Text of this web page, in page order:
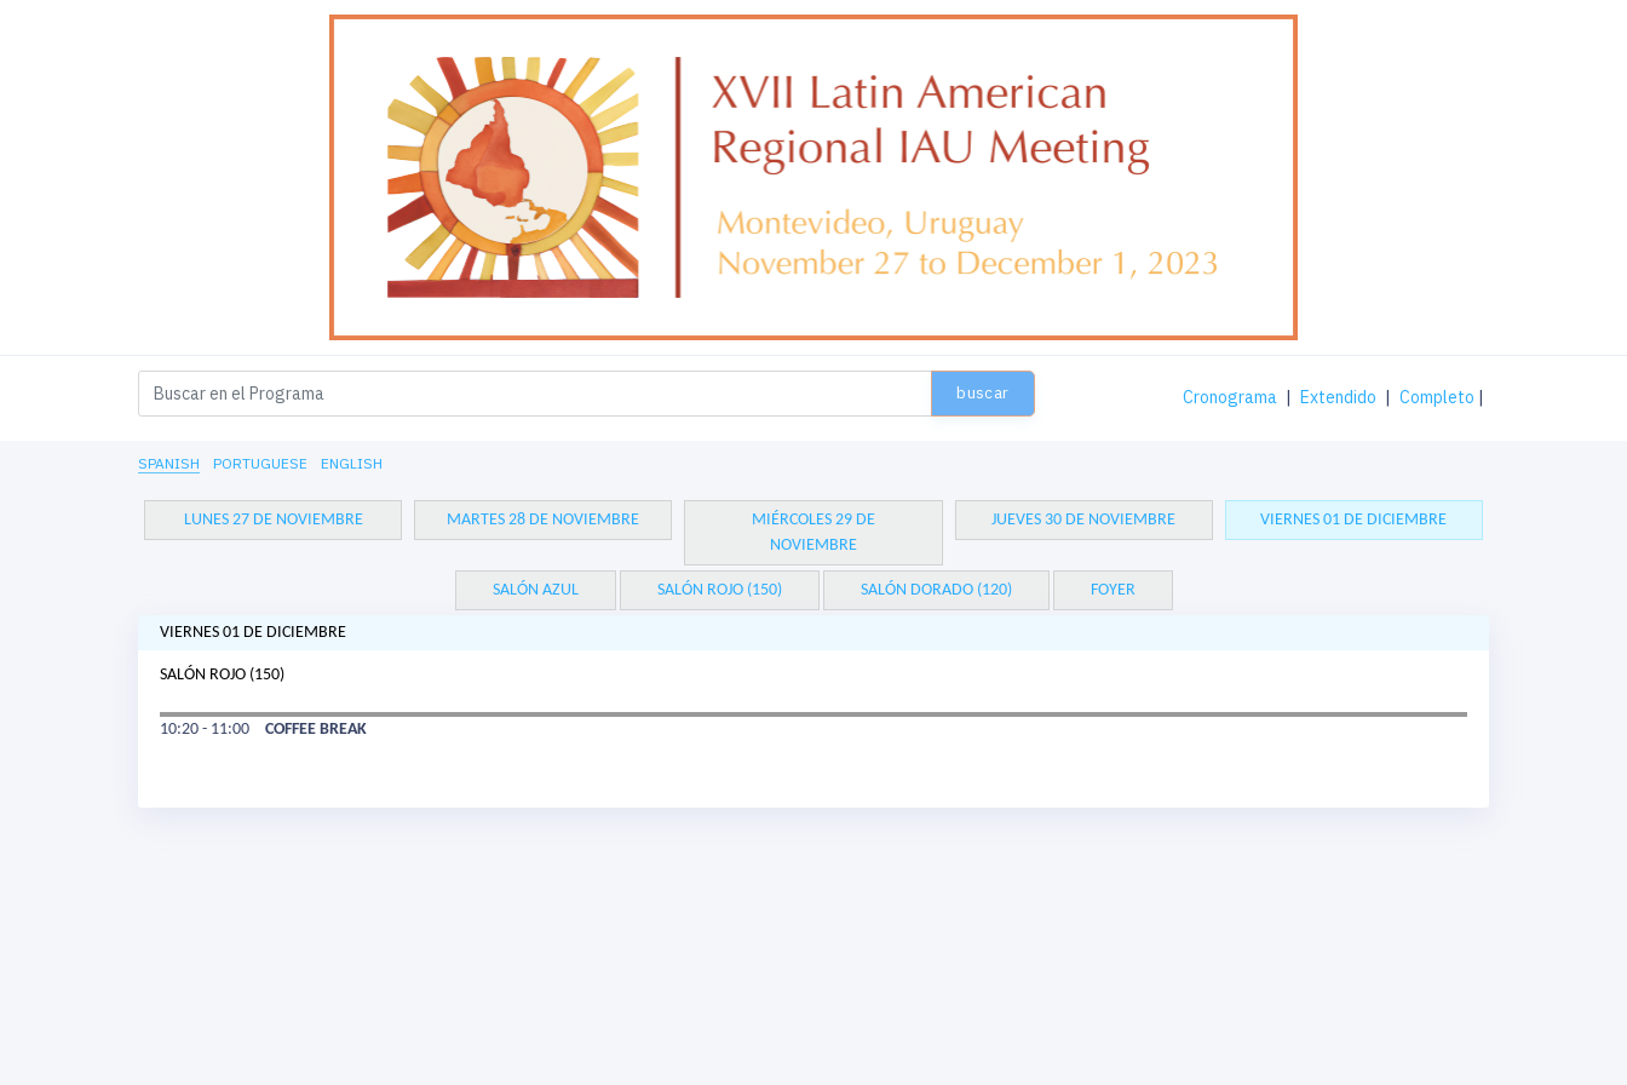
buscar Cronograma Extendido Completo
SPANISH PORTUGUESE ENGLISH
LUNES 27 DE NOVIEMBRE MARTES 28 DE NOVIEMBRE
MIÉRCOLES 29 DE
NOVIEMBRE
JUEVES 30 DE NOVIEMBRE VIERNES 01 DE DICIEMBRE
SALÓN AZUL SALÓN ROJO (150) SALÓN DORADO (120) FOYER
VIERNES 01 DE DICIEMBRE
SALÓN ROJO (150)
10:20 - 11:00 COFFEE BREAK